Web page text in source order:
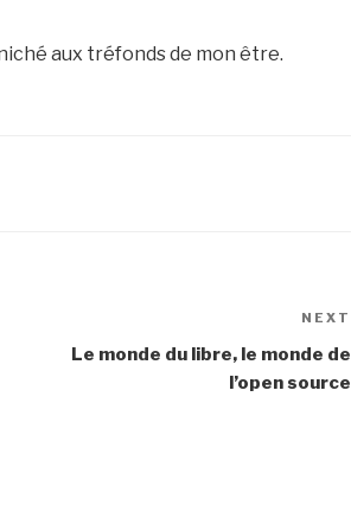
aux tréfonds de mon être.
NEXT
Le monde du libre, le monde de
l’open source